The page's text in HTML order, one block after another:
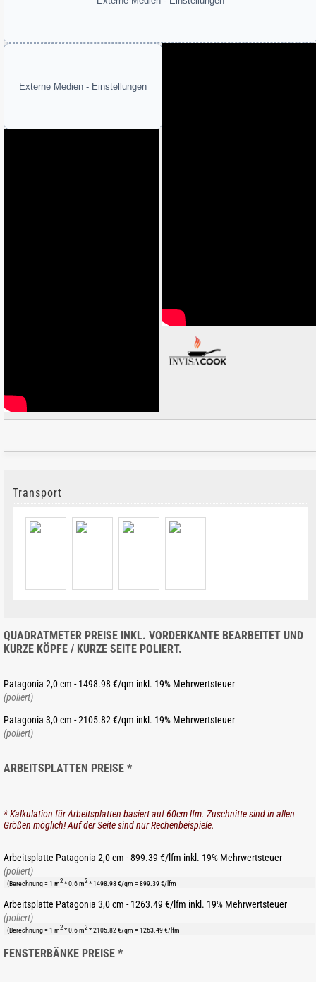
Externe Medien - Einstellungen
Transport
QUADRATMETER PREISE INKL. VORDERKANTE BEARBEITET UND
KURZE KÖPFE / KURZE SEITE POLIERT.
Patagonia 2,0 cm - 1498.98 €/qm inkl. 19% Mehrwertsteuer
(poliert)
Patagonia 3,0 cm - 2105.82 €/qm inkl. 19% Mehrwertsteuer
(poliert)
ARBEITSPLATTEN PREISE *
* Kalkulation für Arbeitsplatten basiert auf 60cm lfm. Zuschnitte sind in allen
Größen möglich! Auf der Seite sind nur Rechenbeispiele.
Arbeitsplatte Patagonia 2,0 cm - 899.39 €/lfm inkl. 19% Mehrwertsteuer
(poliert)
(Berechnung = 1 m2 * 0.6 m2 * 1498.98 €/qm = 899.39 €/lfm
Arbeitsplatte Patagonia 3,0 cm - 1263.49 €/lfm inkl. 19% Mehrwertsteuer
(poliert)
(Berechnung = 1 m2 * 0.6 m2 * 2105.82 €/qm = 1263.49 €/lfm
FENSTERBÄNKE PREISE *